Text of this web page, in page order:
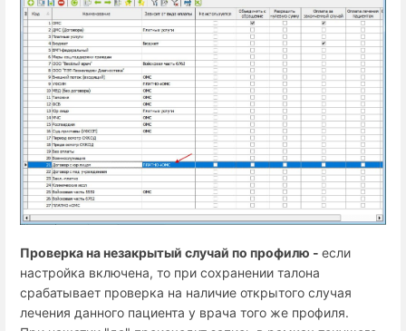
Проверка на незакрытый случай по профилю - если
настройка включена, то при сохранении талона
срабатывает проверка на наличие открытого случая
лечения данного пациента у врача того же профиля.